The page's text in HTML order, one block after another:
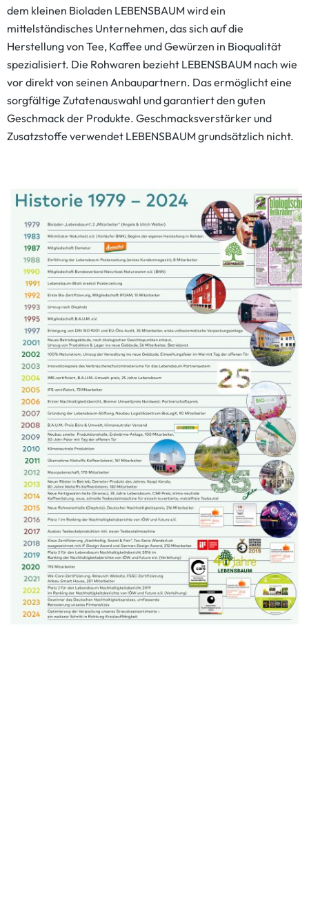
dem kleinen Bioladen LEBENSBAUM wird ein
mittelständisches Unternehmen, das sich auf die
Herstellung von Tee, Kaffee und Gewürzen in Bioqualität
spezialisiert. Die Rohwaren bezieht LEBENSBAUM nach wie
vor direkt von seinen Anbaupartnern. Das ermöglicht eine
sorgfältige Zutatenauswahl und garantiert den guten
Geschmack der Produkte. Geschmacksverstärker und
Zusatzstoffe verwendet LEBENSBAUM grundsätzlich nicht.